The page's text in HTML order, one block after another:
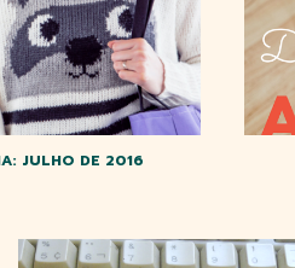
JULHO DE 2016